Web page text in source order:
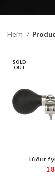
Heim
SOLD
OUT
Lúður